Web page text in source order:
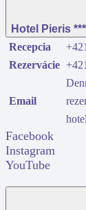
Hotel Pieris ***
Recepcia
Rezervácie
Email
Facebook
Instagram
YouTube